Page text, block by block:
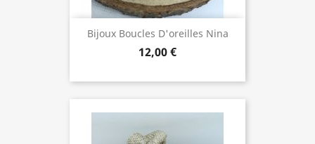
Bijoux Boucles D'oreilles Nina
12,00 €